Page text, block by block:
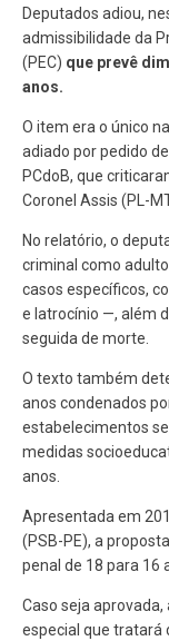
Deputados adiou,
admissibilidade da
(PEC) que prevê
anos.
O item era o único
adiado por pedido
PCdoB, que
Coronel Assis (PL-
No relatório, o
criminal como
casos específicos,
e latrocínio —, além
seguida de morte.
O texto também
anos condenados
estabelecimentos
medidas
anos.
Apresentada em
(PSB-PE), a
penal de 18 para 16
Caso seja
especial que tratará